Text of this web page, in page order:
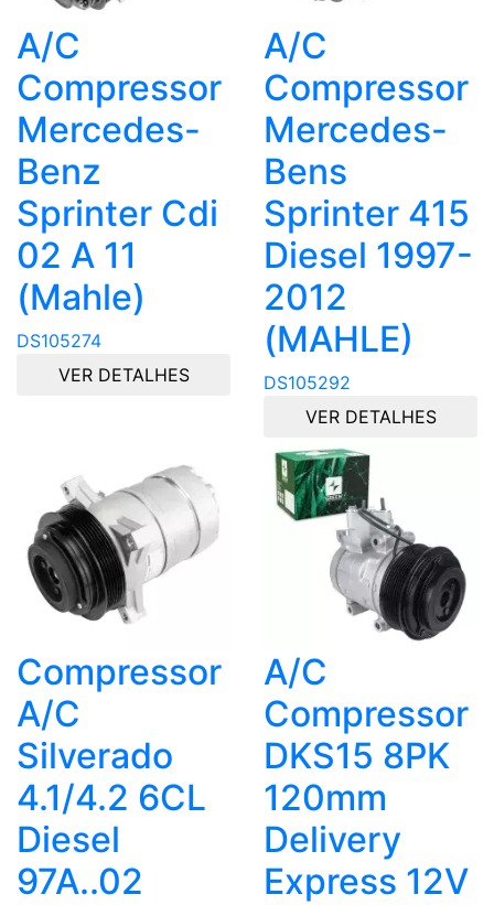
A/C
Compressor
Mercedes-
Benz
Sprinter Cdi
02 A 11
(Mahle)
DS105274
VER DETALHES
A/C
Compressor
Mercedes-
Bens
Sprinter 415
Diesel 1997-
2012
(MAHLE)
DS105292
VER DETALHES
Compressor
A/C
Silverado
4.1/4.2 6CL
Diesel
97A..02
A/C
Compressor
DKS15 8PK
120mm
Delivery
Express 12V